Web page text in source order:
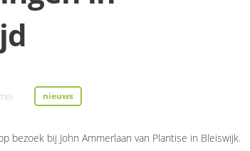
nieuws
bezoek bij John Ammerlaan van Plantise in Bleiswijk.